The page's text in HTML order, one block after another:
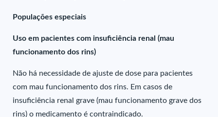
Populações especiais
Uso em pacientes com insuficiência renal (mau
funcionamento dos rins)
Não há necessidade de ajuste de dose para pacientes
com mau funcionamento dos rins. Em casos de
insuficiência renal grave (mau funcionamento grave dos
rins) o medicamento é contraindicado.